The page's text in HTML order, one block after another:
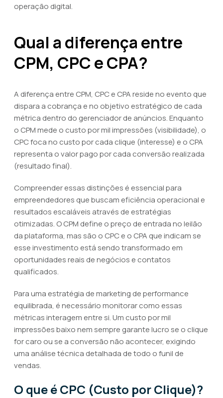
operação digital.
Qual a diferença entre
CPM, CPC e CPA?
A diferença entre CPM, CPC e CPA reside no evento que
dispara a cobrança e no objetivo estratégico de cada
métrica dentro do gerenciador de anúncios. Enquanto
o CPM mede o custo por mil impressões (visibilidade), o
CPC foca no custo por cada clique (interesse) e o CPA
representa o valor pago por cada conversão realizada
(resultado final).
Compreender essas distinções é essencial para
empreendedores que buscam eficiência operacional e
resultados escaláveis através de estratégias
otimizadas. O CPM define o preço de entrada no leilão
da plataforma, mas são o CPC e o CPA que indicam se
esse investimento está sendo transformado em
oportunidades reais de negócios e contatos
qualificados.
Para uma estratégia de marketing de performance
equilibrada, é necessário monitorar como essas
métricas interagem entre si. Um custo por mil
impressões baixo nem sempre garante lucro se o clique
for caro ou se a conversão não acontecer, exigindo
uma análise técnica detalhada de todo o funil de
vendas.
O que é CPC (Custo por Clique)?